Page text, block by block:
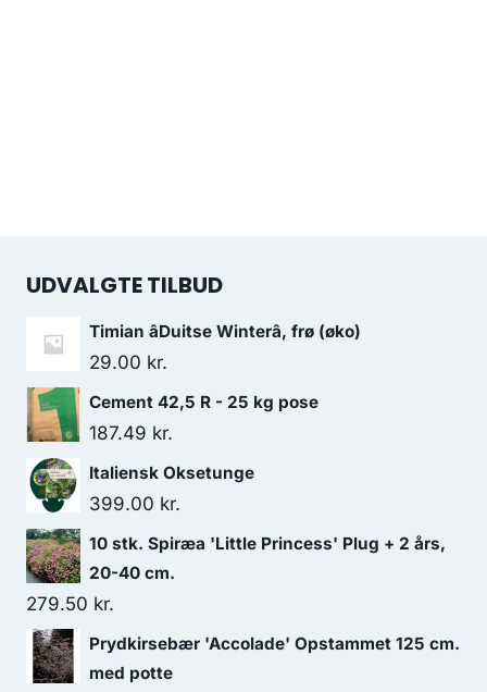
UDVALGTE TILBUD
Timian âDuitse Winterâ, frø (øko)
29.00 kr.
Cement 42,5 R - 25 kg pose
187.49 kr.
Italiensk Oksetunge
399.00 kr.
10 stk. Spiræa 'Little Princess' Plug + 2 års,
20-40 cm.
279.50 kr.
Prydkirsebær 'Accolade' Opstammet 125 cm.
med potte